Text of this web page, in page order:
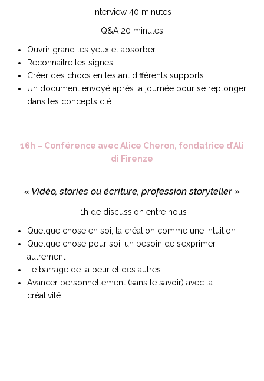
Interview 40 minutes
Q&A 20 minutes
Ouvrir grand les yeux et absorber
Reconnaître les signes
Créer des chocs en testant différents supports
Un document envoyé après la journée pour se replonger
dans les concepts clé
16h – Conférence avec Alice Cheron, fondatrice d’Ali
di Firenze
« Vidéo, stories ou écriture, profession storyteller »
1h de discussion entre nous
Quelque chose en soi, la création comme une intuition
Quelque chose pour soi, un besoin de s’exprimer
autrement
Le barrage de la peur et des autres
Avancer personnellement (sans le savoir) avec la
créativité